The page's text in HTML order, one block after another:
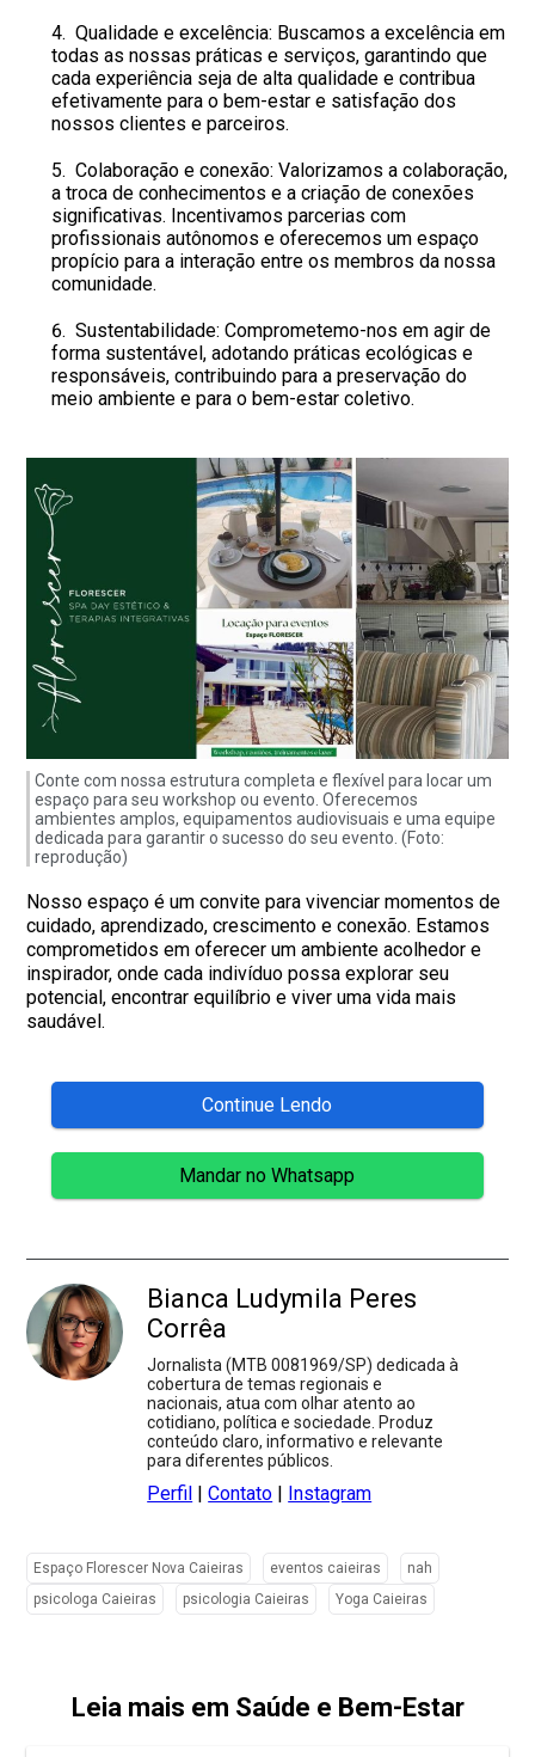
Qualidade e excelência: Buscamos a excelência em
todas as nossas práticas e serviços, garantindo que
cada experiência seja de alta qualidade e contribua
efetivamente para o bem-estar e satisfação dos
nossos clientes e parceiros.
Colaboração e conexão: Valorizamos a colaboração,
a troca de conhecimentos e a criação de conexões
significativas. Incentivamos parcerias com
profissionais autônomos e oferecemos um espaço
propício para a interação entre os membros da nossa
comunidade.
Sustentabilidade: Comprometemo-nos em agir de
forma sustentável, adotando práticas ecológicas e
responsáveis, contribuindo para a preservação do
meio ambiente e para o bem-estar coletivo.
Conte com nossa estrutura completa e flexível para locar um
espaço para seu workshop ou evento. Oferecemos
ambientes amplos, equipamentos audiovisuais e uma equipe
dedicada para garantir o sucesso do seu evento. (Foto:
reprodução)
Nosso espaço é um convite para vivenciar momentos de
cuidado, aprendizado, crescimento e conexão. Estamos
comprometidos em oferecer um ambiente acolhedor e
inspirador, onde cada indivíduo possa explorar seu
potencial, encontrar equilíbrio e viver uma vida mais
saudável.
Continue Lendo
Mandar no Whatsapp
Bianca Ludymila Peres
Corrêa
Jornalista (MTB 0081969/SP) dedicada à
cobertura de temas regionais e
nacionais, atua com olhar atento ao
cotidiano, política e sociedade. Produz
conteúdo claro, informativo e relevante
para diferentes públicos.
Perfil |Contato | Instagram
Espaço Florescer Nova Caieiras eventos caieiras
nah
psicologa Caieiras
psicologia Caieiras Yoga Caieiras
Leia mais em Saúde e Bem-Estar